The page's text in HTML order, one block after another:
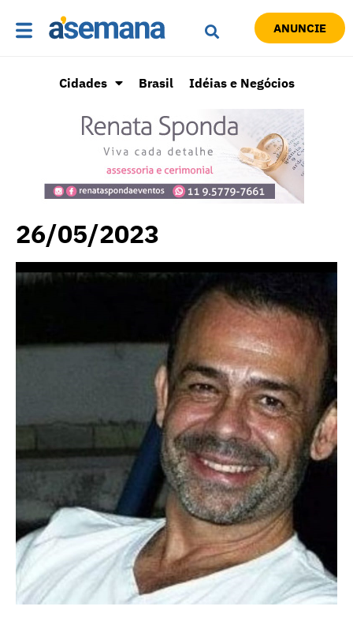
ANUNCIE
Cidades Brasil Idéias e Negócios
26/05/2023